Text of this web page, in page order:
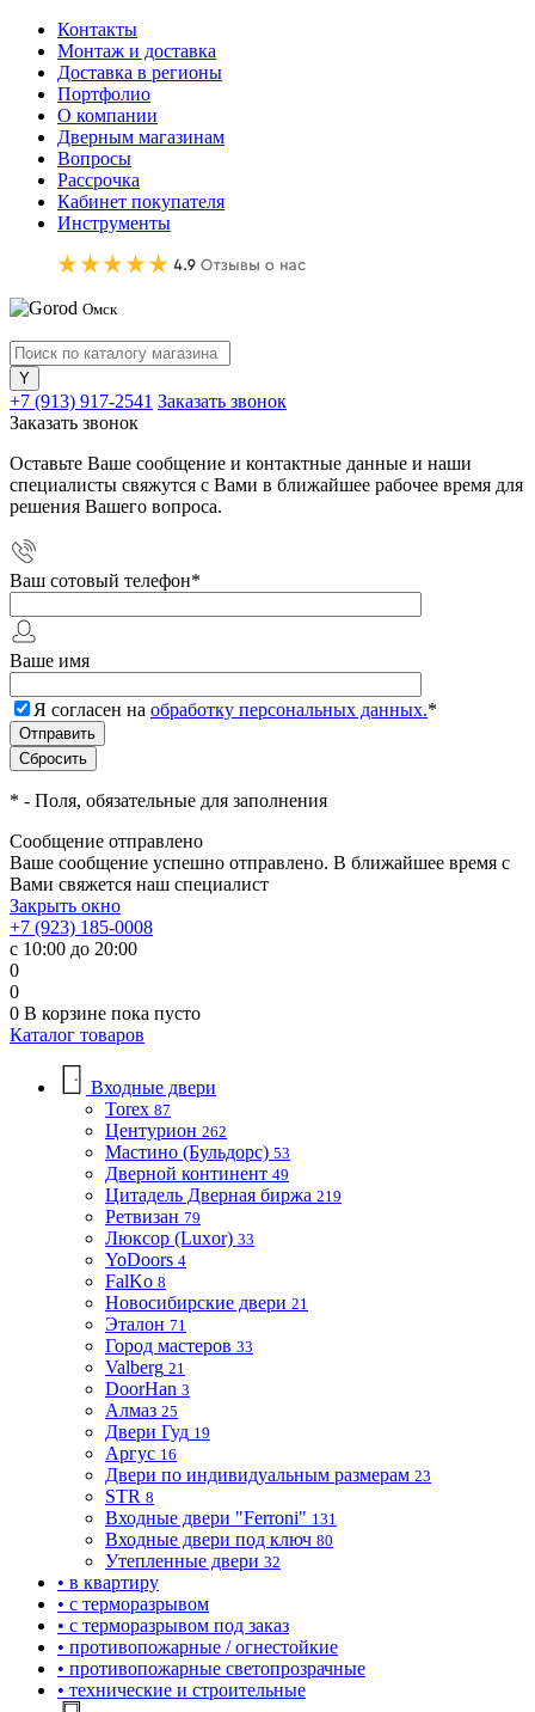
Контакты
Монтаж и доставка
Доставка в регионы
Портфолио
О компании
Дверным магазинам
Вопросы
Рассрочка
Кабинет покупателя
Инструменты
Омск
+7 (913) 917-2541 Заказать звонок
Заказать звонок
Оставьте Ваше сообщение и контактные данные и наши
специалисты свяжутся с Вами в ближайшее рабочее время для
решения Вашего вопроса.
Ваш сотовый телефон*
Ваше имя
Я согласен на обработку персональных данных.*
* - Поля, обязательные для заполнения
Сообщение отправлено
Ваше сообщение успешно отправлено. В ближайшее время с
Вами свяжется наш специалист
Закрыть окно
+7 (923) 185-0008
с 10:00 до 20:00
0
0
0 В корзине пока пусто
Каталог товаров
Входные двери
Torex 87
Центурион 262
Мастино (Бульдорс) 53
Дверной континент 49
Цитадель Дверная биржа 219
Ретвизан 79
Люксор (Luxor) 33
YoDoors 4
FalKo 8
Новосибирские двери 21
Эталон 71
Город мастеров 33
Valberg 21
DoorHan 3
Алмаз 25
Двери Гуд 19
Аргус 16
Двери по индивидуальным размерам 23
STR 8
Входные двери "Ferroni" 131
Входные двери под ключ 80
Утепленные двери 32
• в квартиру
• с терморазрывом
• с терморазрывом под заказ
• противопожарные / огнестойкие
• противопожарные светопрозрачные
• технические и строительные